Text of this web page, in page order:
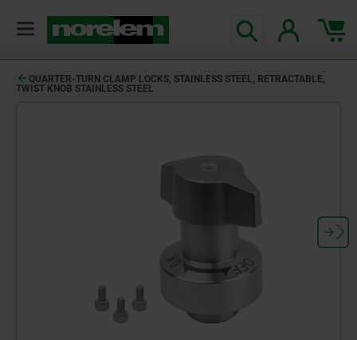
QUARTER-TURN CLAMP LOCKS, STAINLESS STEEL, RETRACTABLE,
TWIST KNOB STAINLESS STEEL